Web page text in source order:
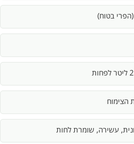
בטוח)
הצימוח
עשירה, שומרת לחות